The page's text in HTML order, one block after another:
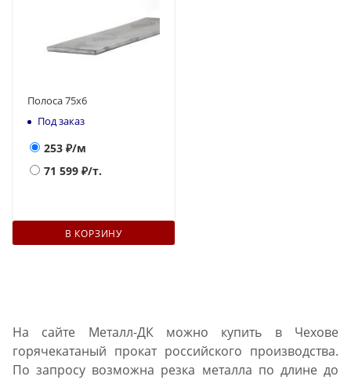
Полоса 75х6
Под заказ
253 ₽/м
71 599 ₽/т.
В КОРЗИНУ
На сайте Металл-ДК можно купить в Чехове
горячекатаный прокат российского производства.
По запросу возможна резка металла по длине до